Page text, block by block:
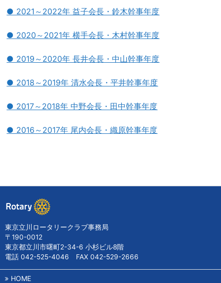
● 2021～2022年 益子会長・鈴木幹事年度
● 2020～2021年 横手会長・木村幹事年度
● 2019～2020年 長井会長・中山幹事年度
● 2018～2019年 清水会長・平井幹事年度
● 2017～2018年 中野会長・田中幹事年度
● 2016～2017年 尾内会長・織原幹事年度
東京立川ロータリークラブ事務局
〒190-0012
東京都立川市曙町2-34-6 小杉ビル8階
電話 042-525-4046 FAX 042-529-2666
HOME